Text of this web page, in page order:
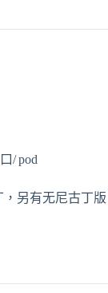
/ pod
，另有无尼古丁版